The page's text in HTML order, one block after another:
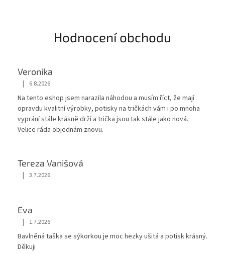
Hodnocení obchodu
Veronika
Hodnocení obchodu je 5 z 5 hvězdiček.
| 6.8.2026
Na tento eshop jsem narazila náhodou a musím říct, že mají
opravdu kvalitní výrobky, potisky na tričkách vám i po mnoha
vyprání stále krásnĕ drží a trička jsou tak stále jako nová.
Velice ráda objednám znovu.
Tereza Vanišová
Hodnocení obchodu je 5 z 5 hvězdiček.
| 3.7.2026
Eva
Hodnocení obchodu je 5 z 5 hvězdiček.
| 1.7.2026
Bavlněná taška se sýkorkou je moc hezky ušitá a potisk krásný.
Děkuji